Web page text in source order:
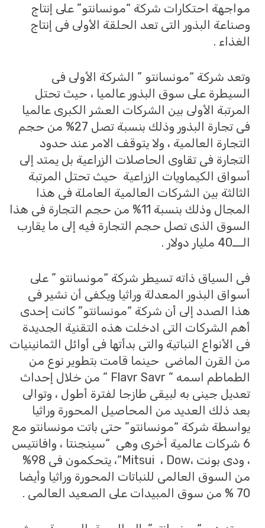
مواجهة احتكارات شركة “مونسانتو” على إنتاج
وصناعة البذور التى تعد الحلقة الأولى فى إنتاج
الغذاء .
وتعد شركة “مونسانتو ” الشركة الأولى فى
السيطرة على سوق البذور عالميا ، حيث تحتل
المرتبة الأولى بين الشركات العشر الكبرى عالميا
فى تجارة البذور وذلك بنسبة تصل 27% من حجم
التجارة العالمية ، ولا يتوقف الامر عند حدود
التجارة فى تقاوى الحاصلات الزراعية بل يمتد إلى
أسواق الكيماويات الزراعية حيث تحتل المرتبة
الثالثة بين الشركات العالمية العاملة فى هذا
المجال وذلك بنسبة 11% من حجم التجارة فى هذا
السوق الذى تصل حجم التجارة فيه إلى ما يقارب
الـــ40 مليار دولار .
فى السياق ذاته تسيطر شركة “مونسانتو ” على
أسواق البذور المعدلة وراثيا ويكفى أن نشير فى
هذا الصدد إلى أن شركة “مونسانتو” كانت إحدى
أهم الشركات التى ادخلت هذه التقنية الجديدة
فى الأنواع النباتية والتى بدأتها فى أوائل الثمانينيات
من القرن الماضى حينما قامت بتطوير نوع من
الطماطم اسمه ” Flavr Savr ” من خلال إحداث
تعديل جينى به لبيقى طازجا لفترة أطول ، وتوالى
بعد ذلك العديد من المحاصيل المحورة وراثيا
يواسطة شركة “مونسانتو” حتى باتت مونسانتو مع
6 شركات عالمية أخرى وهى “سينجنتا ، وافانتيس
، ودى بونت ،Dow ، Mitsui
“، يتحكمون فى 98%
من السوق العالمى للنباتات المحورة وراثيا وأيضا
70 % من سوق المبيدات على الصعيد العالمى .